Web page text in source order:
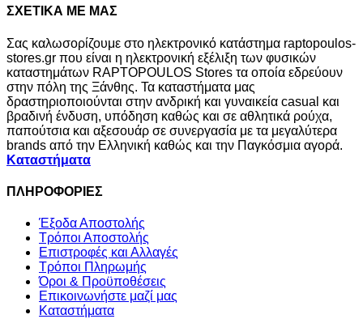
ΣΧΕΤΙΚΑ ΜΕ ΜΑΣ
Σας καλωσορίζουμε στο ηλεκτρονικό κατάστημα raptopoulos-
stores.gr που είναι η ηλεκτρονική εξέλιξη των φυσικών
καταστημάτων RAPTOPOULOS Stores τα οποία εδρεύουν
στην πόλη της Ξάνθης. Τα καταστήματα μας
δραστηριοποιούνται στην ανδρική και γυναικεία casual και
βραδινή ένδυση, υπόδηση καθώς και σε αθλητικά ρούχα,
παπούτσια και αξεσουάρ σε συνεργασία με τα μεγαλύτερα
brands από την Ελληνική καθώς και την Παγκόσμια αγορά.
Καταστήματα
ΠΛΗΡΟΦΟΡΙΕΣ
Έξοδα Αποστολής
Τρόποι Αποστολής
Επιστροφές και Αλλαγές
Τρόποι Πληρωμής
Όροι & Προϋποθέσεις
Επικοινωνήστε μαζί μας
Καταστήματα